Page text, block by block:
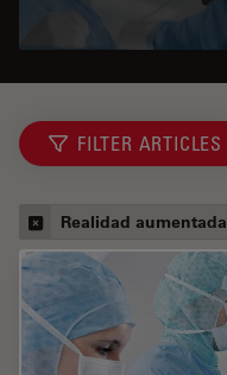
FILTER ARTICLES
Realidad aumentada